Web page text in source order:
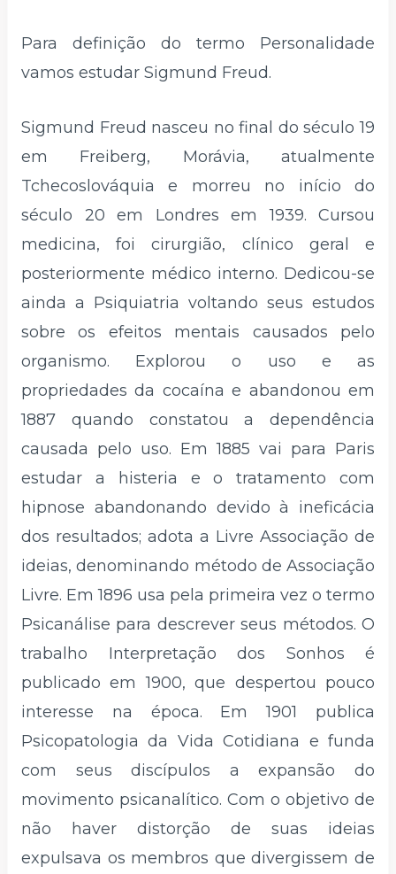
Para definição do termo Personalidade
vamos estudar Sigmund Freud.
Sigmund Freud nasceu no final do século 19
em Freiberg, Morávia, atualmente
Tchecoslováquia e morreu no início do
século 20 em Londres em 1939. Cursou
medicina, foi cirurgião, clínico geral e
posteriormente médico interno. Dedicou-se
ainda a Psiquiatria voltando seus estudos
sobre os efeitos mentais causados pelo
organismo. Explorou o uso e as
propriedades da cocaína e abandonou em
1887 quando constatou a dependência
causada pelo uso. Em 1885 vai para Paris
estudar a histeria e o tratamento com
hipnose abandonando devido à ineficácia
dos resultados; adota a Livre Associação de
ideias, denominando método de Associação
Livre. Em 1896 usa pela primeira vez o termo
Psicanálise para descrever seus métodos. O
trabalho Interpretação dos Sonhos é
publicado em 1900, que despertou pouco
interesse na época. Em 1901 publica
Psicopatologia da Vida Cotidiana e funda
com seus discípulos a expansão do
movimento psicanalítico. Com o objetivo de
não haver distorção de suas ideias
expulsava os membros que divergissem de